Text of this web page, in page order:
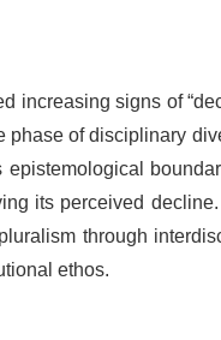
increasing signs of
phase of disciplinary
its perceived
through
ethos.